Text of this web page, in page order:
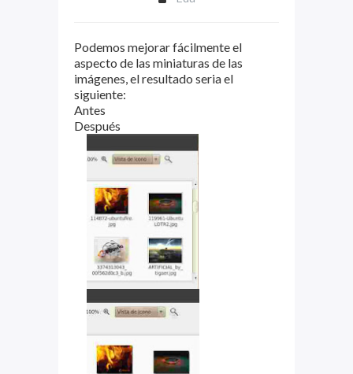
Podemos mejorar fácilmente el
aspecto de las miniaturas de las
imágenes, el resultado seria el
siguiente:
Antes
Después